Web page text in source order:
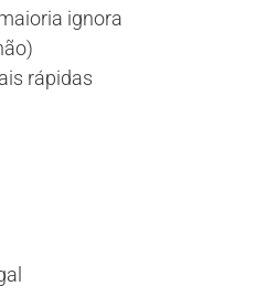
ignora
rápidas